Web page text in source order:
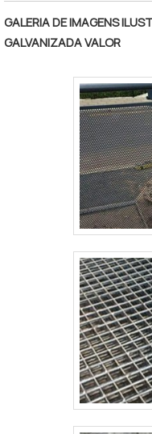
GALERIA DE IMAGENS
GALVANIZADA VALOR